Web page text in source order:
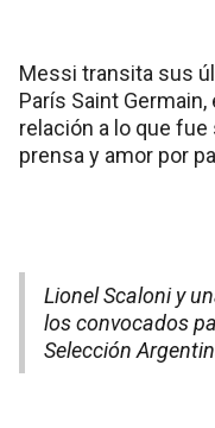
Messi transita sus
París Saint
relación a lo que
prensa y amor por
Lionel Scaloni y
los convocados
Selección